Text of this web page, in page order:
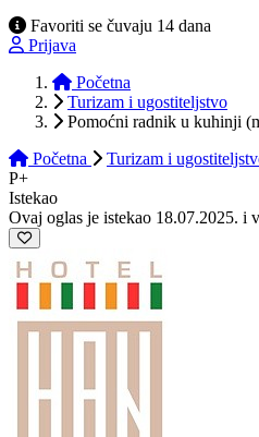
Favoriti se čuvaju 14 dana
Prijava
Početna
Turizam i ugostiteljstvo
Pomoćni radnik u kuhinji
Početna
Turizam i
P+
Istekao
Ovaj oglas je istekao 18.07.2025. i